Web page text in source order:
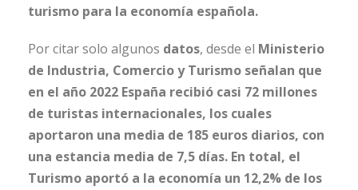
turismo para la economía española.
Por citar solo algunos datos, desde el Ministerio
de Industria, Comercio y Turismo señalan que
en el año 2022 España recibió casi 72 millones
de turistas internacionales, los cuales
aportaron una media de 185 euros diarios, con
una estancia media de 7,5 días. En total, el
Turismo aportó a la economía un 12,2% de los